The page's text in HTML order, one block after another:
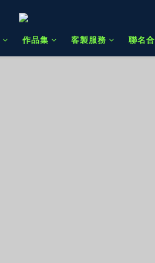
作品集 客製服務 聯名